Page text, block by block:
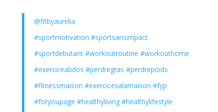
@fitbyaurelia
#sportmotivation #sportsansimpact
#sportdebutant #workoutroutine #workouthome
#exerciceabdos #perdregras #perdrepoids
#fitnessmaison #exercicesalamaison #fyp
#foryoupage #healthyliving #healthylifestyle